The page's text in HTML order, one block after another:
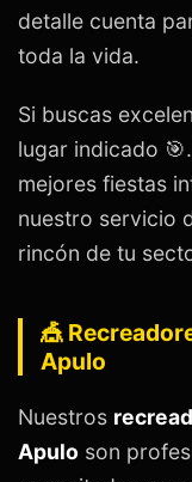
detalle cuenta
toda la vida.
Si buscas
lugar indicado
mejores fiestas
nuestro servicio
rincón de tu
🎪
Apulo
Nuestros
Apulo son